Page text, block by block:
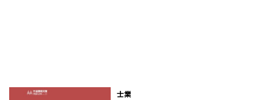
士業